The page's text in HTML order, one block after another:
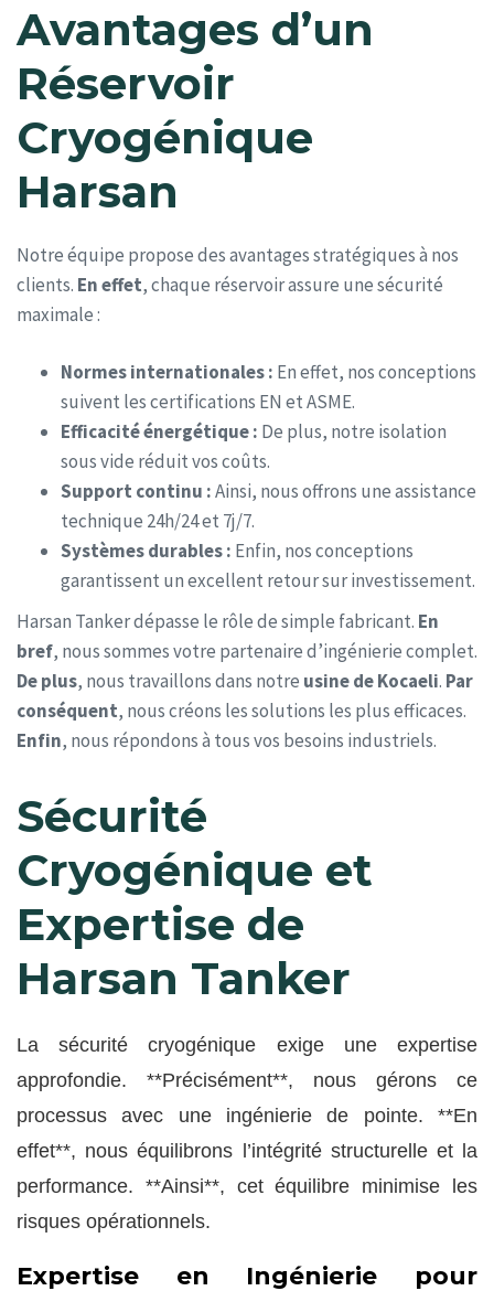
Avantages d’un
Réservoir
Cryogénique
Harsan
Notre équipe propose des avantages stratégiques à nos
clients. En effet, chaque réservoir assure une sécurité
maximale :
Normes internationales : En effet, nos conceptions
suivent les certifications EN et ASME.
Efficacité énergétique : De plus, notre isolation
sous vide réduit vos coûts.
Support continu :Ainsi, nous offrons une assistance
technique 24h/24 et 7j/7.
Systèmes durables : Enfin, nos conceptions
garantissent un excellent retour sur investissement.
Harsan Tanker dépasse le rôle de simple fabricant. En
bref, nous sommes votre partenaire d’ingénierie complet.
De plus, nous travaillons dans notre usine de Kocaeli. Par
conséquent, nous créons les solutions les plus efficaces.
Enfin, nous répondons à tous vos besoins industriels.
Sécurité
Cryogénique et
Expertise de
Harsan Tanker
La sécurité cryogénique exige une expertise
approfondie. **Précisément**, nous gérons ce
processus avec une ingénierie de pointe. **En
effet**, nous équilibrons l’intégrité structurelle et la
performance. **Ainsi**, cet équilibre minimise les
risques opérationnels.
Expertise en Ingénierie pour